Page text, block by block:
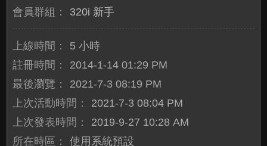
會員群組： 320i 新手
上線時間：
5 小時
註冊時間：
2014-1-14 01:29 PM
最後瀏覽：
2021-7-3 08:19 PM
上次活動時間：
2021-7-3 08:04 PM
上次發表時間：
2019-9-27 10:28 AM
所在時區：
使用系統預設